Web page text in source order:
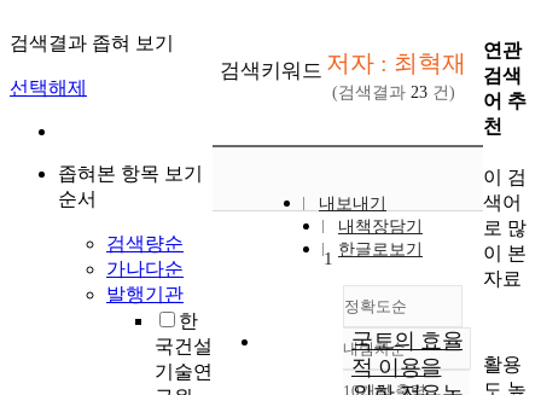
검색결과 좁혀 보기
선택해제
좁혀본 항목 보기
순서
검색량순
가나다순
발행기관
한
국건설
기술연
검색키워드 저자 : 최혁재
(검색결과 23 건)
내보내기
내책장담기
한글로보기
정확도순
정확도
순
내림차순
10개씩 출력
1
국토의 효율
적 이용을
연관
검색
어 추
천
이 검
색어
로 많
이 본
자료
활용
도 높